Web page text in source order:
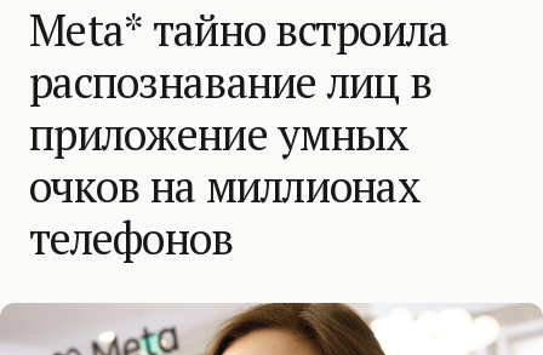
Meta* тайно встроила
распознавание лиц в
приложение умных
очков на миллионах
телефонов